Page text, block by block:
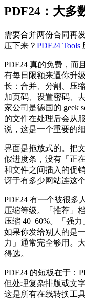
PDF24：大多
需要合并两份合同再
压下来？ PDF24 Tools
PDF24 真的免费，而
有每日限额来逼你升
长：合并、分割、压
加页码、设置密码、
家公司是德国的 geek
的文件在处理后会从
说，这是一个重要的细
界面是拖放式的。把
假进度条，没有「正
和文件之间插入的促
讶于有多少网站连这
PDF24 有一个被很多
压缩等级。「推荐」
压缩 40–60%。「强
如果你发给别人的是
力」通常完全够用。
得选。
PDF24 的短板在于：
但处理复杂排版或文
这是所有在线转换工